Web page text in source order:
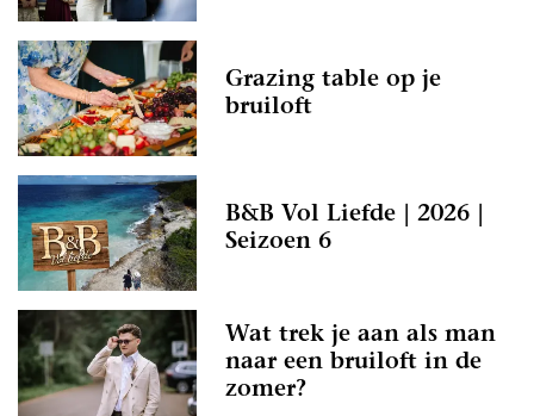
Grazing table op je
bruiloft
B&B Vol Liefde | 2026 |
Seizoen 6
Wat trek je aan als man
naar een bruiloft in de
zomer?